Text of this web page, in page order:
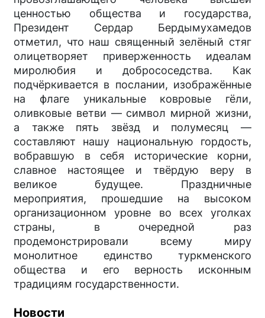
ценностью общества и государства,
Президент Сердар Бердымухамедов
отметил, что наш священный зелёный стяг
олицетворяет приверженность идеалам
миролюбия и добрососедства. Как
подчёркивается в послании, изображённые
на флаге уникальные ковровые гёли,
оливковые ветви — символ мирной жизни,
а также пять звёзд и полумесяц —
составляют нашу национальную гордость,
вобравшую в себя исторические корни,
славное настоящее и твёрдую веру в
великое будущее. Праздничные
мероприятия, прошедшие на высоком
организационном уровне во всех уголках
страны, в очередной раз
продемонстрировали всему миру
монолитное единство туркменского
общества и его верность исконным
традициям государственности.
Новости